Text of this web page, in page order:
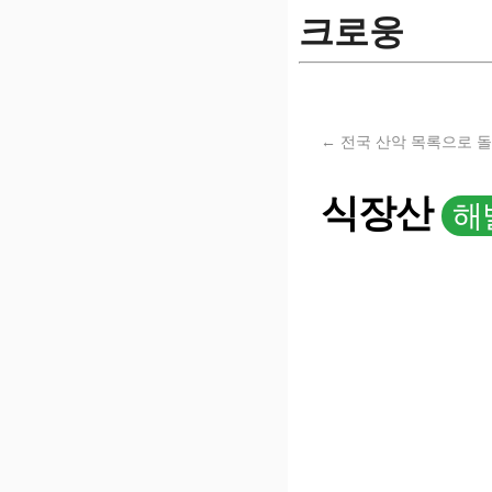
크로웅
← 전국 산악 목록으로
식장산 해